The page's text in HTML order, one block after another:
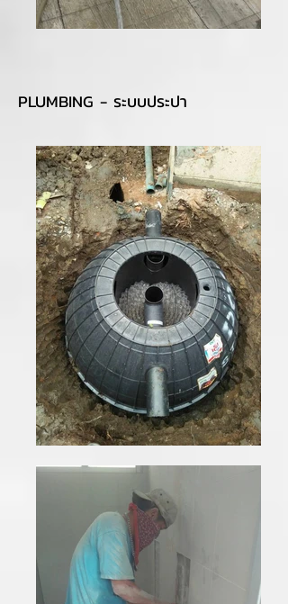
PLUMBING - ระบบประปา